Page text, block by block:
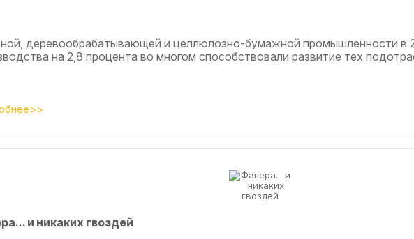
деревообрабатывающей и целлюлозно-бумажной промышленности в
на 2,8 процента во многом способствовали развитие тех
и никaкиx гвoздeй